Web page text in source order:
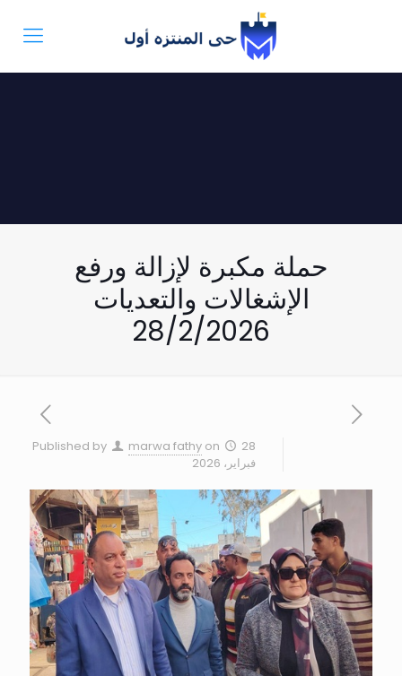
حملة مكبرة لإزالة ورفع
الإشغالات والتعديات
28/2/2026
Published by marwa fathy on
28
فبراير، 2026